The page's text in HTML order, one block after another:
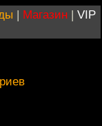
| Магазин | VIP